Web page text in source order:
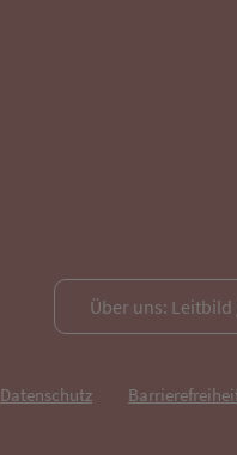
Über uns:
Datenschutz